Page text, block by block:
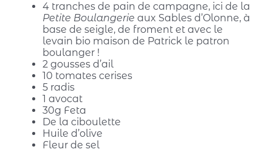
4 tranches de pain de campagne, ici de la
Petite Boulangerie aux Sables d’Olonne, à
base de seigle, de froment et avec le
levain bio maison de Patrick le patron
boulanger !
2 gousses d’ail
10 tomates cerises
5 radis
1 avocat
30g Feta
De la ciboulette
Huile d’olive
Fleur de sel